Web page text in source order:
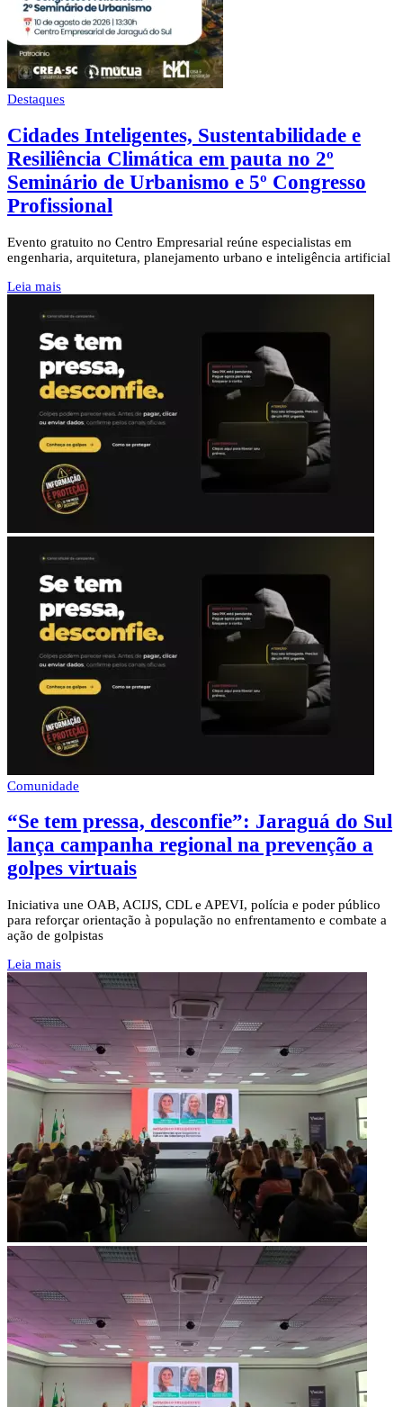
Destaques
Cidades Inteligentes, Sustentabilidade e
Resiliência Climática em pauta no 2º
Seminário de Urbanismo e 5º Congresso
Profissional
Evento gratuito no Centro Empresarial reúne especialistas em
engenharia, arquitetura, planejamento urbano e inteligência artificial
Leia mais
Comunidade
“Se tem pressa, desconfie”: Jaraguá do Sul
lança campanha regional na prevenção a
golpes virtuais
Iniciativa une OAB, ACIJS, CDL e APEVI, polícia e poder público
para reforçar orientação à população no enfrentamento e combate a
ação de golpistas
Leia mais